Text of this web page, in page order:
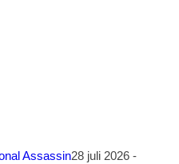
Assassin28 juli 2026 -